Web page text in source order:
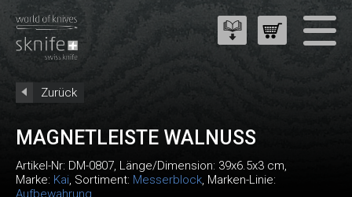
Zurück
MAGNETLEISTE WALNUSS
Artikel-Nr: DM-0807, Länge/Dimension: 39x6.5x3 cm,
Marke: Kai, Sortiment: Messerblock, Marken-Linie:
Aufbewahrung